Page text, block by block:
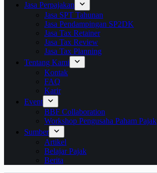
Jasa Perpajakan
Jasa SPT Tahunan
Jasa Pendampingan SP2DK
Jasa Tax Retainer
Jasa Tax Review
Jasa Tax Planning
Tentang Kami
Kontak
FAQ
Karir
Event
BBF Collaboration
Workshop Pengusaha Paham Pajak
Sumber
Artikel
Belajar Pajak
Berita